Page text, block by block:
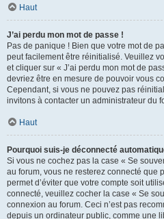
Haut
J’ai perdu mon mot de passe !
Pas de panique ! Bien que votre mot de
peut facilement être réinitialisé. Veuillez
et cliquer sur « J’ai perdu mon mot de
devriez être en mesure de pouvoir vous
Cependant, si vous ne pouvez pas
invitons à contacter un administrateur du
Haut
Pourquoi suis-je déconnecté
Si vous ne cochez pas la case « Se
au forum, vous ne resterez connecté que
permet d’éviter que votre compte soit
connecté, veuillez cocher la case « Se
connexion au forum. Ceci n’est pas
depuis un ordinateur public, comme une